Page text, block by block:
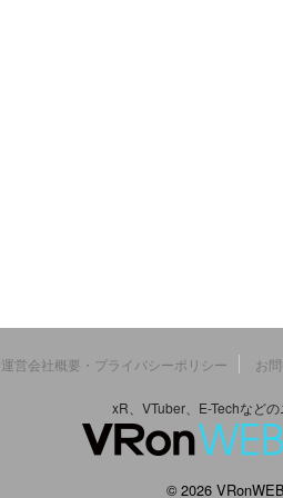
運営会社概要・プライバシーポリシー お
xR、VTuber、E-Techなど
© 2026